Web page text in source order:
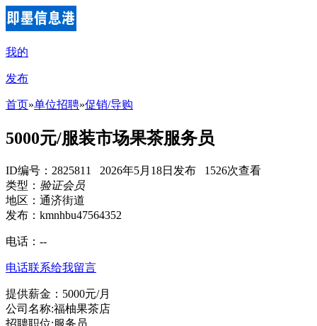
我的
发布
首页»单位招聘»促销/导购
5000元/服装市场果茶服务员
ID编号：2825811 2026年5月18日发布 1526次查看
类型： 验证会员
地区：通济街道
发布：kmnhbu47564352
电话： --
电话联系给我留言
提供薪金：5000元/月
公司名称:福柚果茶店
招聘职位:服务员